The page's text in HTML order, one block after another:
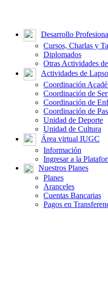
Desarrollo
Cursos, Charlas y
Diplomados
Otras Actividades
Actividades de Lapso
Coordinación
Coordinación de
Coordinación de
Coordinación de
Unidad de Deporte
Unidad de Cultura
Área virtual IUGC
Información
Ingresar a la
Nuestros Planes
Planes
Aranceles
Cuentas Bancarias
Pagos en